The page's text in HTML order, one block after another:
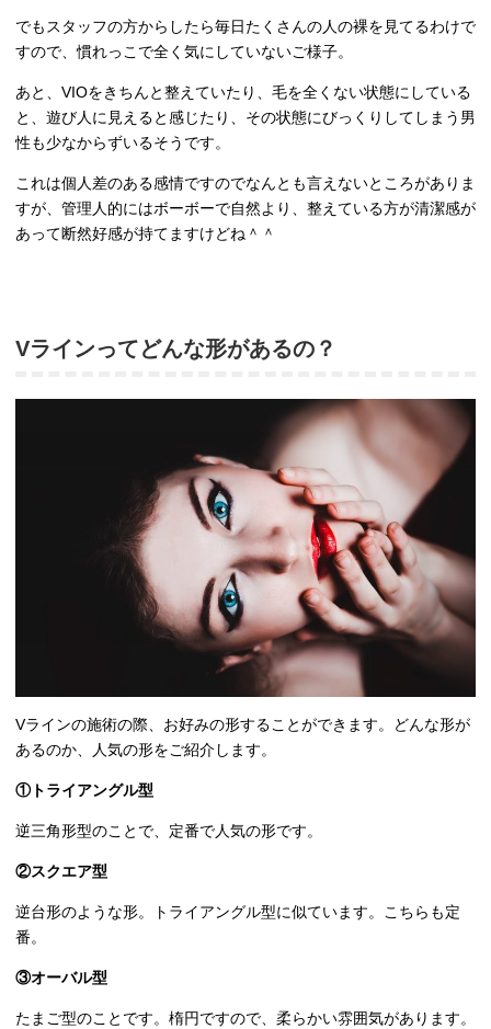
でもスタッフの方からしたら毎日たくさんの人の裸を見てるわけで
すので、慣れっこで全く気にしていないご様子。
あと、VIOをきちんと整えていたり、毛を全くない状態にしている
と、遊び人に見えると感じたり、その状態にびっくりしてしまう男
性も少なからずいるそうです。
これは個人差のある感情ですのでなんとも言えないところがありま
すが、管理人的にはボーボーで自然より、整えている方が清潔感が
あって断然好感が持てますけどね＾＾
Vラインってどんな形があるの？
Vラインの施術の際、お好みの形することができます。どんな形が
あるのか、人気の形をご紹介します。
①トライアングル型
逆三角形型のことで、定番で人気の形です。
②スクエア型
逆台形のような形。トライアングル型に似ています。こちらも定
番。
③オーバル型
たまご型のことです。楕円ですので、柔らかい雰囲気があります。